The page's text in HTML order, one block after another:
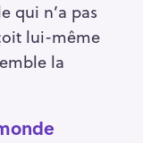
qui n’a pas
lui-même
la